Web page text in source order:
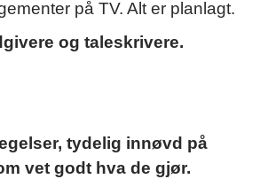
på TV. Alt er planlagt.
og taleskrivere.
tydelig innøvd på
vet godt hva de gjør.